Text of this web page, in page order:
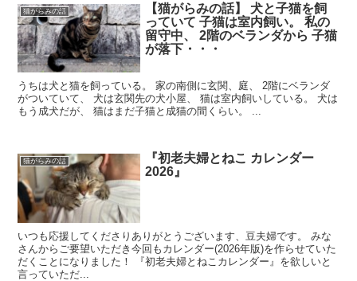
猫がらみの話
【猫がらみの話】 犬と子猫を飼
っていて 子猫は室内飼い。 私の
留守中、 2階のベランダから 子猫
が落下・・・
うちは犬と猫を飼っている。 家の南側に玄関、庭、 2階にベランダ
がついていて、 犬は玄関先の犬小屋、 猫は室内飼いしている。 犬は
もう成犬だが、 猫はまだ子猫と成猫の間くらい。 ...
猫がらみの話
『初老夫婦とねこ カレンダー
2026』
いつも応援してくださりありがとうございます、豆夫婦です。 みな
さんからご要望いただき今回もカレンダー(2026年版)を作らせていた
だくことになりました！ 『初老夫婦とねこカレンダー』を欲しいと
言っていただ...